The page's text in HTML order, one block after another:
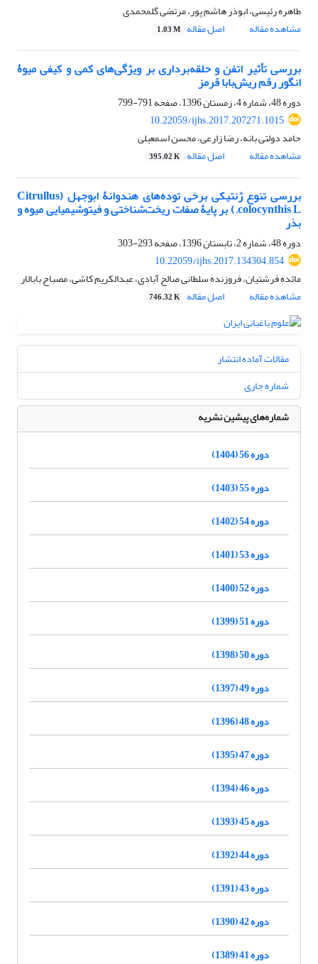
طاهره رئیسی، ابوذر هاشم پور، مرتضی گلمحمدی
مشاهده مقاله
اصل مقاله 1.03 M
بررسی تأثیر اتفن و حلقه‌برداری بر ویژگی‌های کمی و کیفی میوۀ
انگور رقم ریش‌بابا قرمز
دوره 48، شماره 4، زمستان 1396، صفحه
791-799
10.22059/ijhs.2017.207271.1015
حامد دولتی بانه، رضا زارعی، محسن اسمعیلی
مشاهده مقاله
اصل مقاله 395.02 K
بررسی تنوع ژنتیکی برخی توده‌های هندوانۀ ابوجهل (Citrullus
colocynthis L.) بر پایۀ صفات ریخت‌شناختی و فیتوشیمیایی میوه و
بذر
دوره 48، شماره 2، تابستان 1396، صفحه
293-303
10.22059/ijhs.2017.134304.854
مائده فرشتیان، فروزنده سلطانی صالح آبادی، عبدالکریم کاشی، مصباح بابالار
مشاهده مقاله
اصل مقاله 746.32 K
مقالات آماده انتشار
شماره جاری
شماره‌های پیشین نشریه
دوره 56 (1404)
دوره 55 (1403)
دوره 54 (1402)
دوره 53 (1401)
دوره 52 (1400)
دوره 51 (1399)
دوره 50 (1398)
دوره 49 (1397)
دوره 48 (1396)
دوره 47 (1395)
دوره 46 (1394)
دوره 45 (1393)
دوره 44 (1392)
دوره 43 (1391)
دوره 42 (1390)
دوره 41 (1389)